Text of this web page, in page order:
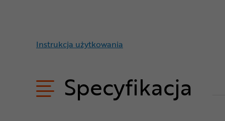
Instrukcja użytkowania
Specyfikacja